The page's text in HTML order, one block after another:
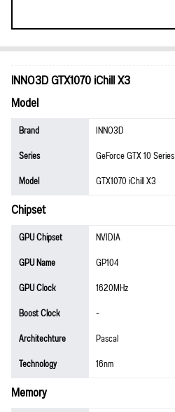
INNO3D GTX1070 iChill X3
Model
Brand
INNO3D
Series
GeForce GTX 10 Series
Model
GTX1070 iChill X3
Chipset
GPU Chipset
NVIDIA
GPU Name
GP104
GPU Clock
1620MHz
Boost Clock
-
Architechture
Pascal
Technology
16nm
Memory